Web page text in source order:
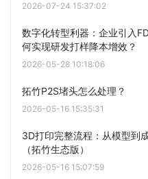
2026-07-24 15:37:02
数字化转型利器：企业引入
何实现研发打样降本增效？
2026-05-28 10:18:06
拓竹P2S堵头怎么处理？
2026-05-16 15:35:31
3D打印完整流程：从模型到
（拓竹生态版）
2026-05-16 15:07:59